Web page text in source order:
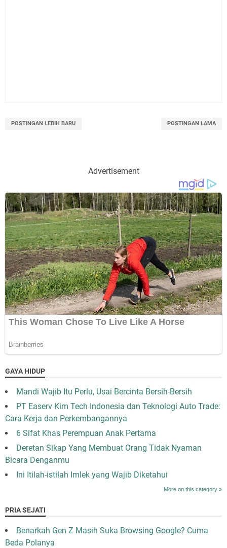
POSTINGAN LEBIH BARU POSTINGAN LAMA
Advertisement
GAYA HIDUP
Mandi Wajib Itu Perlu, Usai Bercinta Bersih-Bersih
PT Easerv Kim Tech Indonesia dan Teknologi Auto Trade:
Cara Kerja dan Perkembangannya
6 Sifat Khas Perempuan Anak Pertama
Deretan Sikap Yang Membuat Orang Tidak Nyaman
Bicara Denganmu
Ini Itilah-istilah Imlek yang Wajib Diketahui
More on this category »
PRIA SEJATI
Benarkah Gen Z Masih Suka Browsing Google? Cuma
Beda Polanya